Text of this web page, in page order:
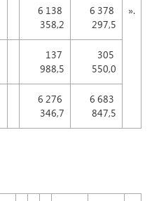
6 138
358,2
6 378
297,5
».
137
988,5
305
550,0
6 276
346,7
6 683
847,5